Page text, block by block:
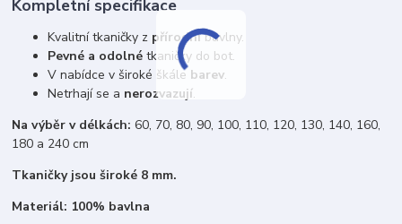
Kompletní specifikace
Kvalitní tkaničky z přírodníbavlny.
Pevné a odolnétkaničky do bot.
V nabídce v široké škále barev.
Netrhají se a nerozvazují.
Na výběr v délkách: 60, 70, 80, 90, 100, 110, 120, 130, 140, 160,
180 a 240 cm
Tkaničky jsou široké 8 mm.
Materiál: 100% bavlna